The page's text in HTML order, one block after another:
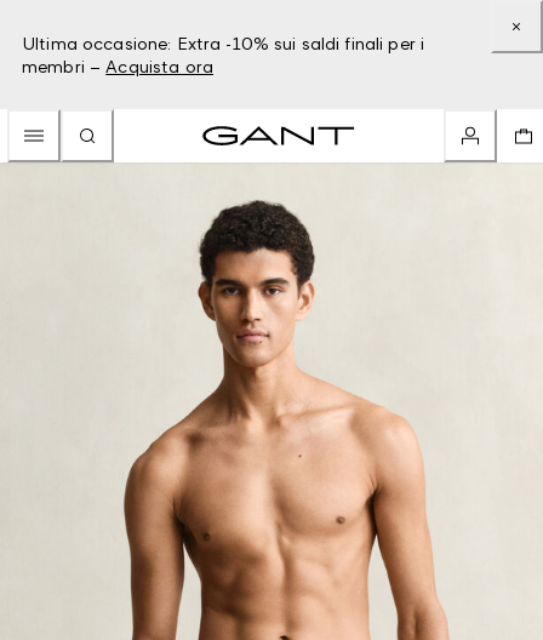
Ultima occasione: Extra -10% sui saldi finali per i
membri – Acquista ora